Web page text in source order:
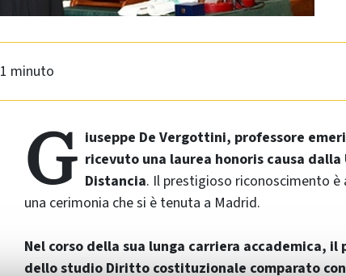
1 minuto
G iuseppe De Vergottini, professore
ricevuto una laurea honoris causa
Distancia. Il prestigioso riconoscimento
una cerimonia che si è tenuta a Madrid.
Nel corso della sua lunga carriera accademica,
dello studio Diritto costituzionale comparato